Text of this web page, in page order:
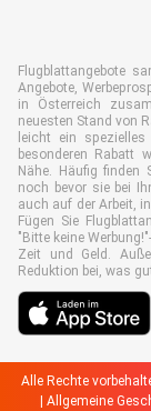
Flugblattangebote
Angebote,
in Österreich
neuesten Stand von
leicht ein spezielles
besonderen Rabatt
Nähe. Häufig finden
noch bevor sie bei
auch auf der Arbeit,
Fügen Sie
"Bitte keine
Zeit und Geld.
Reduktion bei, was
Alle Rechte
Allgemeine